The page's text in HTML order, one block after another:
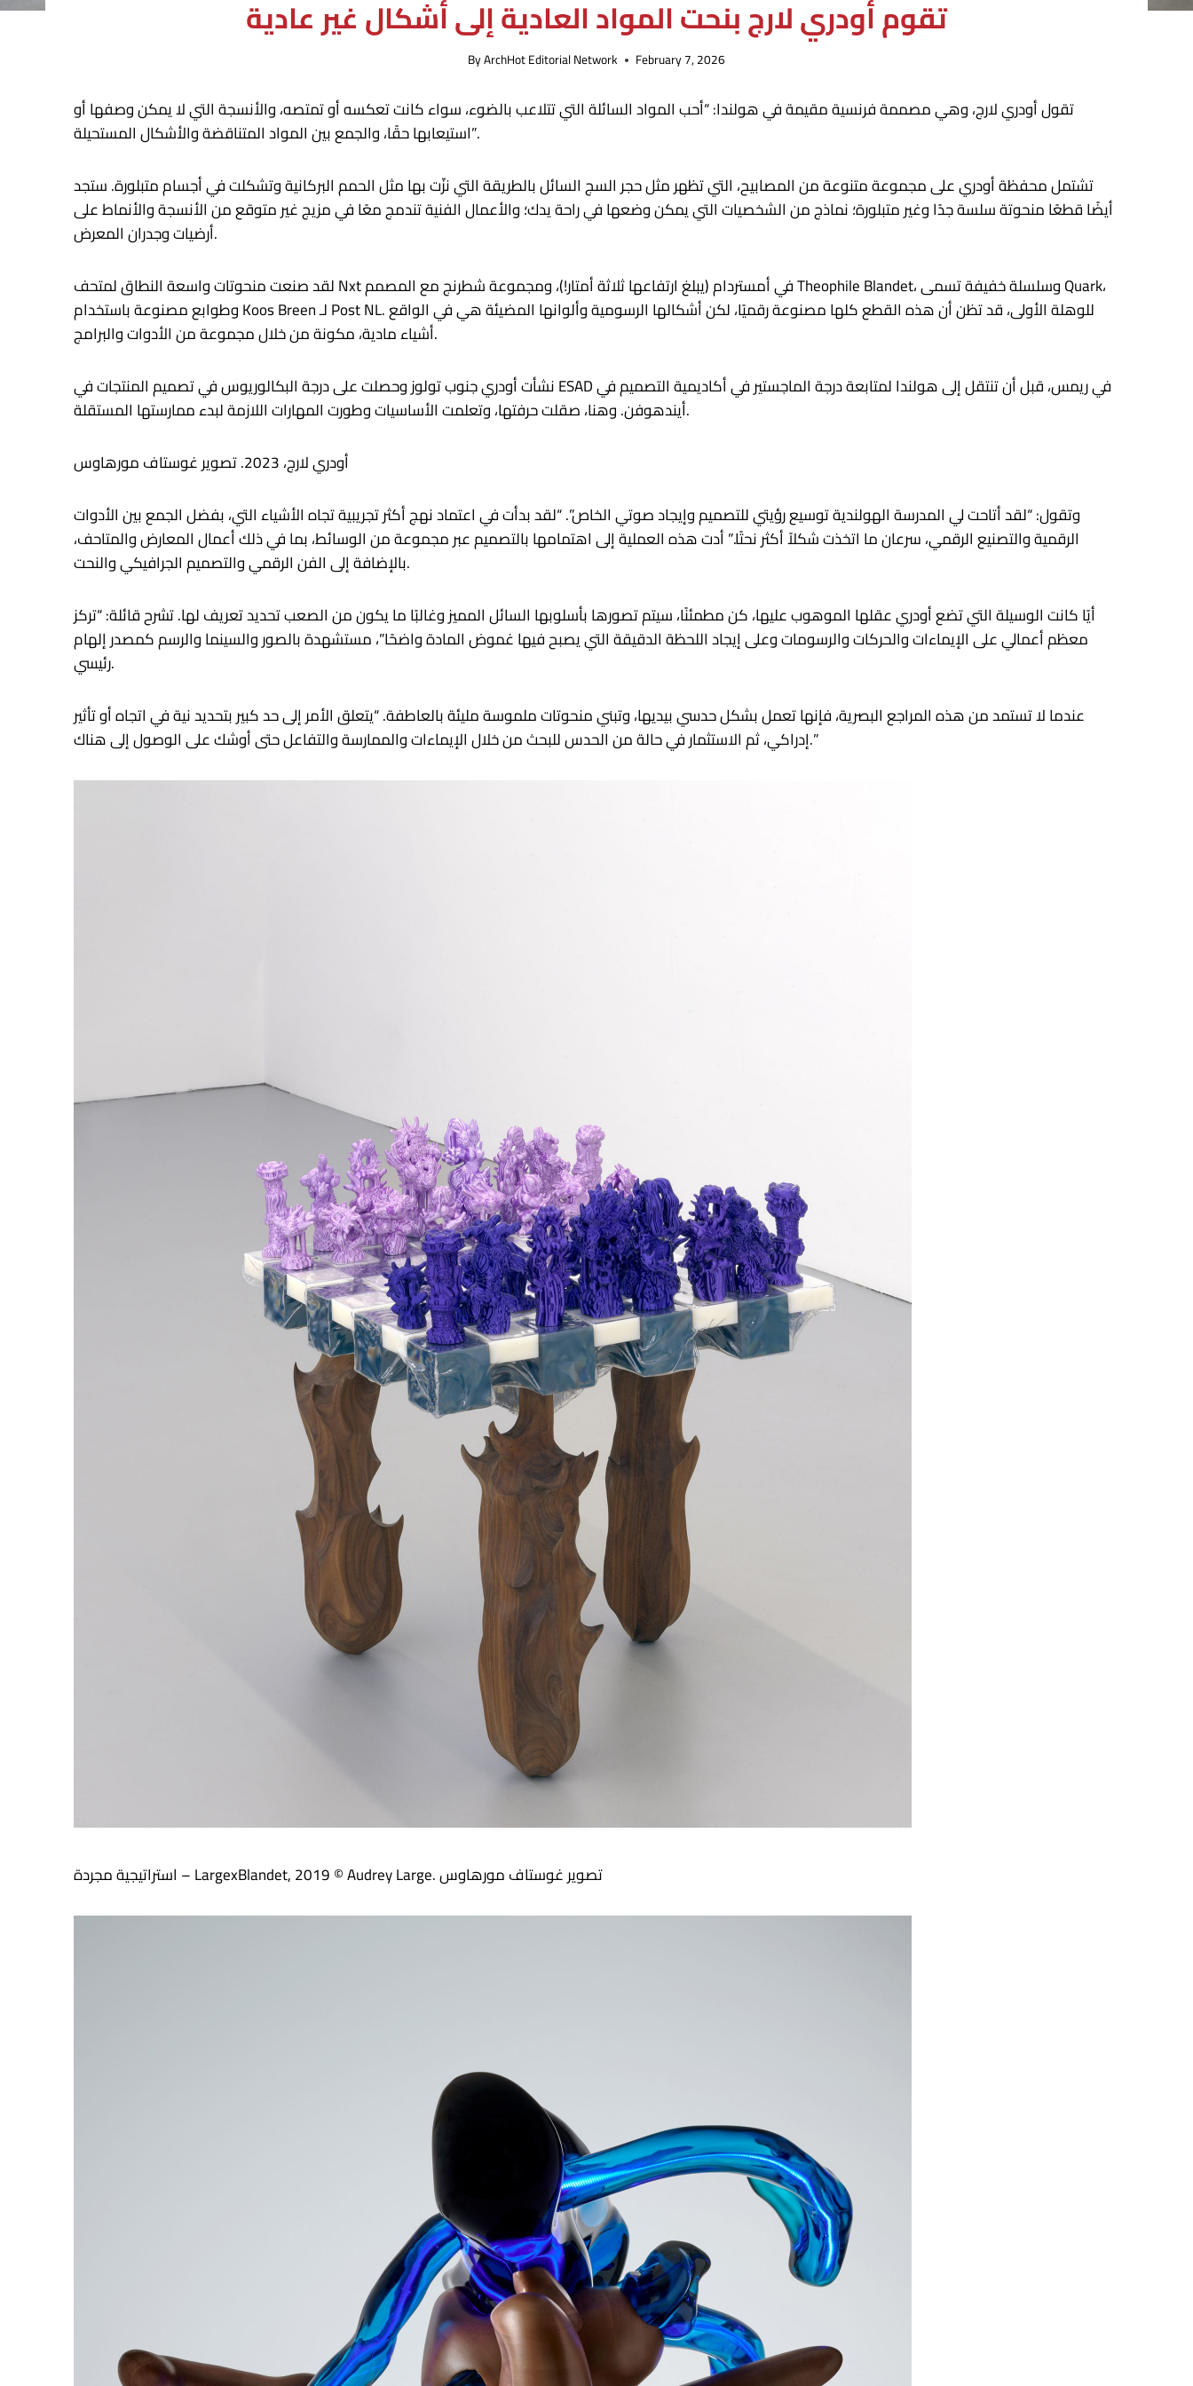
تقوم أودري لارج بنحت المواد العادية إلى أشكال غير عادية
ByArchHot Editorial Network February 7, 2026
تقول أودري لارج، وهي مصممة فرنسية مقيمة في هولندا: “أحب المواد السائلة التي تتلاعب بالضوء، سواء كانت تعكسه أو تمتصه، والأنسجة التي لا يمكن وصفها أو
استيعابها حقًا، والجمع بين المواد المتناقضة والأشكال المستحيلة”.
تشتمل محفظة أودري على مجموعة متنوعة من المصابيح، التي تظهر مثل حجر السج السائل بالطريقة التي نزّت بها مثل الحمم البركانية وتشكلت في أجسام متبلورة. ستجد
أيضًا قطعًا منحوتة سلسة جدًا وغير متبلورة؛ نماذج من الشخصيات التي يمكن وضعها في راحة يدك؛ والأعمال الفنية تندمج معًا في مزيج غير متوقع من الأنسجة والأنماط على
أرضيات وجدران المعرض.
لقد صنعت منحوتات واسعة النطاق لمتحف Nxt في أمستردام (يبلغ ارتفاعها ثلاثة أمتار!)، ومجموعة شطرنج مع المصمم Theophile Blandet، وسلسلة خفيفة تسمى Quark،
وطوابع مصنوعة باستخدام Koos Breen لـ Post NL. للوهلة الأولى، قد تظن أن هذه القطع كلها مصنوعة رقميًا، لكن أشكالها الرسومية وألوانها المضيئة هي في الواقع
أشياء مادية، مكونة من خلال مجموعة من الأدوات والبرامج.
نشأت أودري جنوب تولوز وحصلت على درجة البكالوريوس في تصميم المنتجات في ESAD في ريمس، قبل أن تنتقل إلى هولندا لمتابعة درجة الماجستير في أكاديمية التصميم في
أيندهوفن. وهنا، صقلت حرفتها، وتعلمت الأساسيات وطورت المهارات اللازمة لبدء ممارستها المستقلة.
أودري لارج، 2023. تصوير غوستاف مورهاوس
وتقول: “لقد أتاحت لي المدرسة الهولندية توسيع رؤيتي للتصميم وإيجاد صوتي الخاص”. “لقد بدأت في اعتماد نهج أكثر تجريبية تجاه الأشياء التي، بفضل الجمع بين الأدوات
الرقمية والتصنيع الرقمي، سرعان ما اتخذت شكلاً أكثر نحتًا.” أدت هذه العملية إلى اهتمامها بالتصميم عبر مجموعة من الوسائط، بما في ذلك أعمال المعارض والمتاحف،
بالإضافة إلى الفن الرقمي والتصميم الجرافيكي والنحت.
أيًا كانت الوسيلة التي تضع أودري عقلها الموهوب عليها، كن مطمئنًا، سيتم تصورها بأسلوبها السائل المميز وغالبًا ما يكون من الصعب تحديد تعريف لها. تشرح قائلة: “تركز
معظم أعمالي على الإيماءات والحركات والرسومات وعلى إيجاد اللحظة الدقيقة التي يصبح فيها غموض المادة واضحًا”، مستشهدة بالصور والسينما والرسم كمصدر إلهام
رئيسي.
عندما لا تستمد من هذه المراجع البصرية، فإنها تعمل بشكل حدسي بيديها، وتبني منحوتات ملموسة مليئة بالعاطفة. “يتعلق الأمر إلى حد كبير بتحديد نية في اتجاه أو تأثير
إدراكي، ثم الاستثمار في حالة من الحدس للبحث من خلال الإيماءات والممارسة والتفاعل حتى أوشك على الوصول إلى هناك.”
استراتيجية مجردة – LargexBlandet, 2019 © Audrey Large. تصوير غوستاف مورهاوس